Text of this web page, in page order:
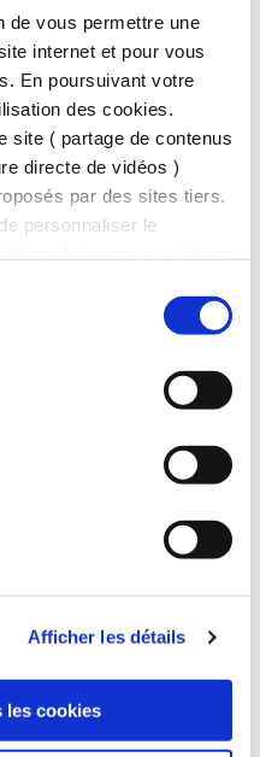
de vous permettre une
internet et pour vous
En poursuivant votre
des cookies.
site ( partage de contenus
directe de vidéos )
par des sites tiers.
personnaliser le
l'utilisation de notre site
sociaux, de publicité et
celles-ci avec d'autres
fournies ou qu'ils ont
vous donnez votre
Afficher les détails
les cookies
magnétique portative
thermogonflées)